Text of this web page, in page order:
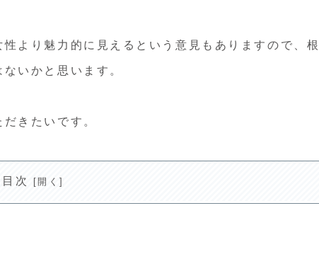
より魅力的に見えるという意見もありますので、
いかと思います。
きたいです。
目次